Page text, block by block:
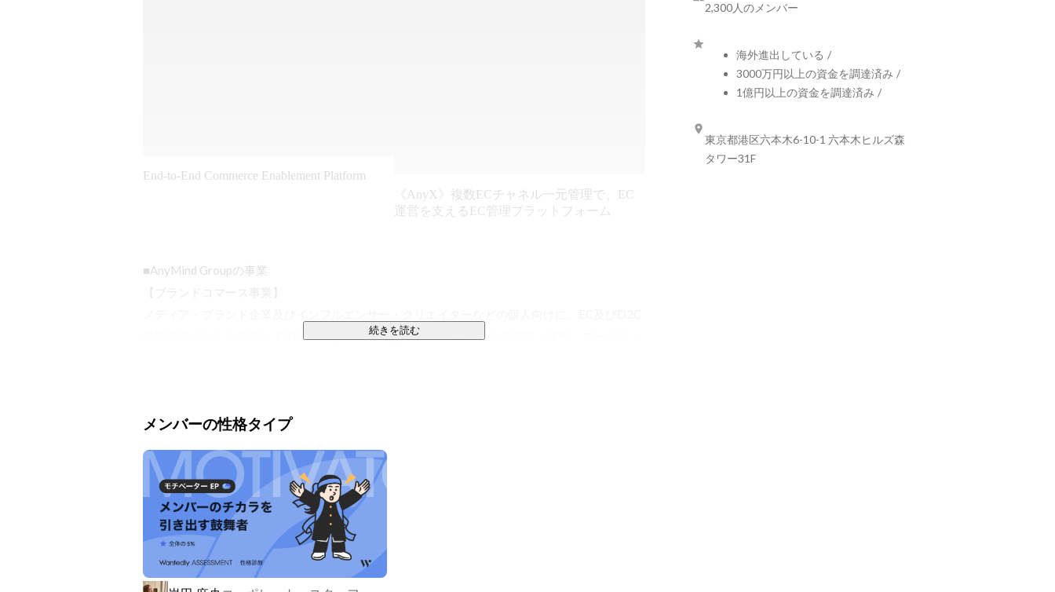
End-to-End Commerce Enablement Platform
《AnyX》複数ECチャネル一元管理で、EC
運営を支えるEC管理プラットフォーム
■AnyMind Groupの事業
【ブランドコマース事業】
領域を中心としたブランドの設計・企画から、生産管理、ECサイトの構築・運用、マーケティ
Webメディアやアプリを運営するパブリッシャーとクリエイター向けに、自社プラットフォー
★最新のニュースはこちらでご覧ください
https://anymindgroup.com/ja/news/
なぜやるのか
続きを読む
メンバーの性格タイプ
2,300人のメンバー
海外進出している /
3000万円以上の資金を調達済み /
1億円以上の資金を調達済み /
東京都港区六本木6-10-1 六本木ヒルズ森
タワー31F